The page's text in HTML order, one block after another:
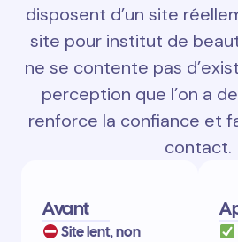
disposent d’un site
site pour institut de
ne se contente pas
perception que l’on a
renforce la confiance et
contact.
Avant
Site lent, non